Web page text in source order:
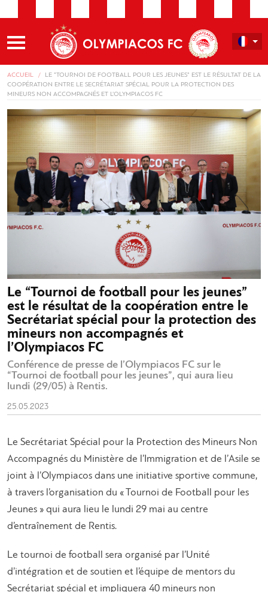
ACCUEIL
LE “TOURNOI DE FOOTBALL POUR LES JEUNES” EST LE RÉSULTAT DE LA
COOPÉRATION ENTRE LE SECRÉTARIAT SPÉCIAL POUR LA PROTECTION DES
MINEURS NON ACCOMPAGNÉS ET L’OLYMPIACOS FC
Le “Tournoi de football pour les jeunes”
est le résultat de la coopération entre le
Secrétariat spécial pour la protection des
mineurs non accompagnés et
l’Olympiacos FC
Conférence de presse de l’Olympiacos FC sur le
“Tournoi de football pour les jeunes”, qui aura lieu
lundi (29/05) à Rentis.
25.05.2023
Le Secrétariat Spécial pour la Protection des Mineurs Non
Accompagnés du Ministère de l’Immigration et de l’Asile se
joint à l’Olympiacos dans une initiative sportive commune,
à travers l’organisation du « Tournoi de Football pour les
Jeunes » qui aura lieu le lundi 29 mai au centre
d’entraînement de Rentis.
Le tournoi de football sera organisé par l’Unité
d’intégration et de soutien et l’équipe de mentors du
Secrétariat spécial et impliquera 40 mineurs non